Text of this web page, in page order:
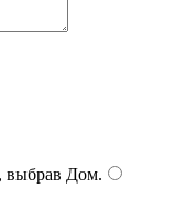
выбрав Дом.